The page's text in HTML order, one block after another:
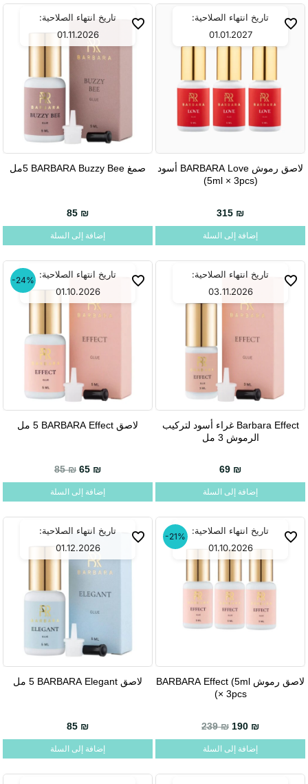
تاريخ انتهاء الصلاحية:
01.01.2027
لاصق رموش BARBARA Love أسود
(5ml × 3pcs)
315 ₪
إضافة إلى السلة
تاريخ انتهاء الصلاحية:
01.11.2026
صمغ BARBARA Buzzy Bee ‏5مل
85 ₪
إضافة إلى السلة
تاريخ انتهاء الصلاحية:
03.11.2026
Barbara Effect غراء أسود لتركيب
الرموش 3 مل
69 ₪
إضافة إلى السلة
-24%
تاريخ انتهاء الصلاحية:
01.10.2026
لاصق BARBARA Effect ‏5 مل
85₪ 65 ₪
إضافة إلى السلة
-21%
تاريخ انتهاء الصلاحية:
01.10.2026
لاصق رموش BARBARA Effect (5ml
× 3pcs)
239₪ 190 ₪
إضافة إلى السلة
تاريخ انتهاء الصلاحية:
01.12.2026
لاصق BARBARA Elegant ‏5 مل
85 ₪
إضافة إلى السلة